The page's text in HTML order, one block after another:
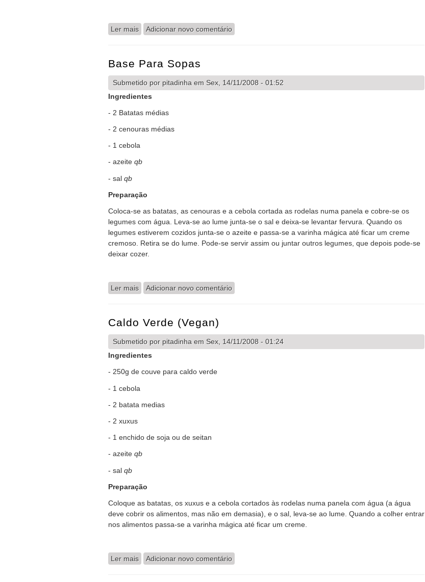
Ler mais acerca de Sopa de Espinafres
Adicionar novo comentário
Base Para Sopas
Submetido por pitadinha em Sex, 14/11/2008 - 01:52
Ingredientes
- 2 Batatas médias
- 2 cenouras médias
- 1 cebola
- azeite qb
- sal qb
Preparação
Coloca-se as batatas, as cenouras e a cebola cortada as rodelas numa panela e cobre-se os
legumes com água. Leva-se ao lume junta-se o sal e deixa-se levantar fervura. Quando os
legumes estiverem cozidos junta-se o azeite e passa-se a varinha mágica até ficar um creme
cremoso. Retira se do lume. Pode-se servir assim ou juntar outros legumes, que depois pode-se
deixar cozer.
Ler mais acerca de Base para Sopas
Adicionar novo comentário
Caldo Verde (vegan)
Submetido por pitadinha em Sex, 14/11/2008 - 01:24
Ingredientes
- 250g de couve para caldo verde
- 1 cebola
- 2 batata medias
- 2 xuxus
- 1 enchido de soja ou de seitan
- azeite qb
- sal qb
Preparação
Coloque as batatas, os xuxus e a cebola cortados às rodelas numa panela com água (a água
deve cobrir os alimentos, mas não em demasia), e o sal, leva-se ao lume. Quando a colher entrar
nos alimentos passa-se a varinha mágica até ficar um creme.
Ler mais acerca de Caldo Verde (vegan)
Adicionar novo comentário